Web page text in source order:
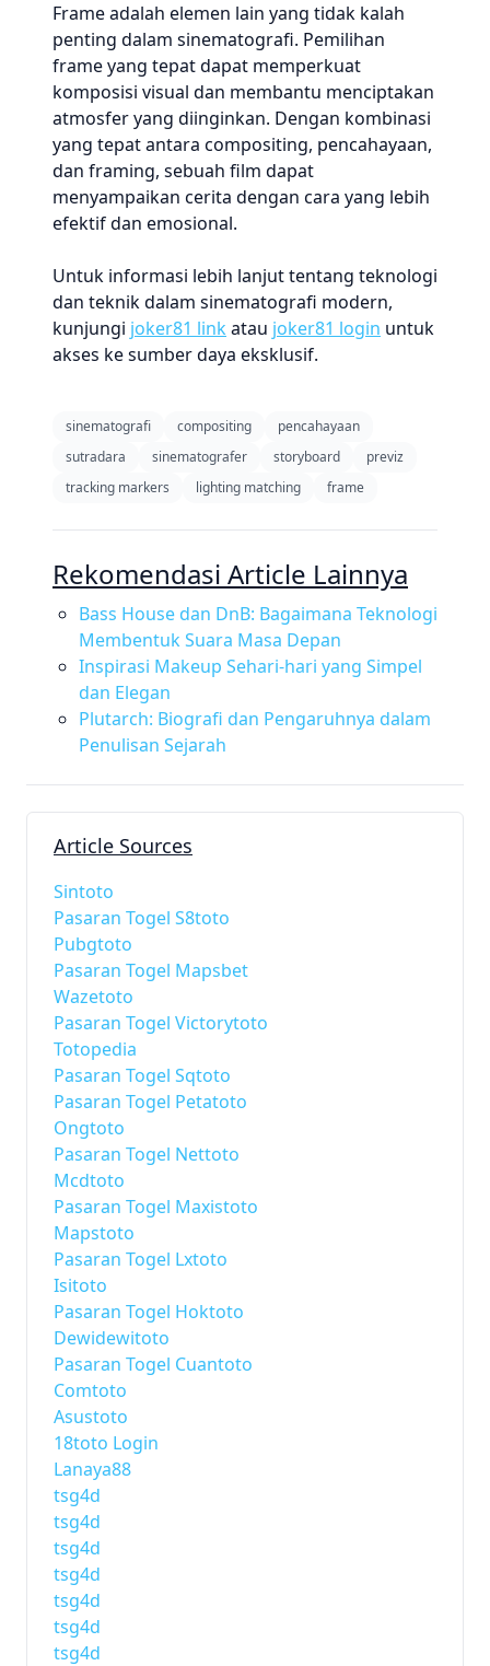
Frame adalah elemen lain yang tidak kalah
penting dalam sinematografi. Pemilihan
frame yang tepat dapat memperkuat
komposisi visual dan membantu menciptakan
atmosfer yang diinginkan. Dengan kombinasi
yang tepat antara compositing, pencahayaan,
dan framing, sebuah film dapat
menyampaikan cerita dengan cara yang lebih
efektif dan emosional.
Untuk informasi lebih lanjut tentang teknologi
dan teknik dalam sinematografi modern,
kunjungi joker81 link atau joker81 login untuk
akses ke sumber daya eksklusif.
sinematografi compositing
pencahayaan
sutradara
sinematografer storyboard
previz
tracking markers
lighting matching frame
Rekomendasi Article Lainnya
Bass House dan DnB: Bagaimana Teknologi
Membentuk Suara Masa Depan
Inspirasi Makeup Sehari-hari yang Simpel
dan Elegan
Plutarch: Biografi dan Pengaruhnya dalam
Penulisan Sejarah
Article Sources
Sintoto
Pasaran Togel S8toto
Pubgtoto
Pasaran Togel Mapsbet
Wazetoto
Pasaran Togel Victorytoto
Totopedia
Pasaran Togel Sqtoto
Pasaran Togel Petatoto
Ongtoto
Pasaran Togel Nettoto
Mcdtoto
Pasaran Togel Maxistoto
Mapstoto
Pasaran Togel Lxtoto
Isitoto
Pasaran Togel Hoktoto
Dewidewitoto
Pasaran Togel Cuantoto
Comtoto
Asustoto
18toto Login
Lanaya88
tsg4d
tsg4d
tsg4d
tsg4d
tsg4d
tsg4d
tsg4d